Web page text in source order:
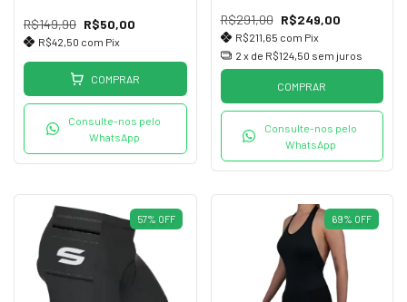
R$149,90 R$50,00
R$42,50 com Pix
COMPRAR
Consulte-nos pelo
WhatsApp
R$291,00 R$249,00
R$211,65 com Pix
2 x de R$124,50 sem juros
COMPRAR
Consulte-nos pelo
WhatsApp
57% OFF 69% OFF